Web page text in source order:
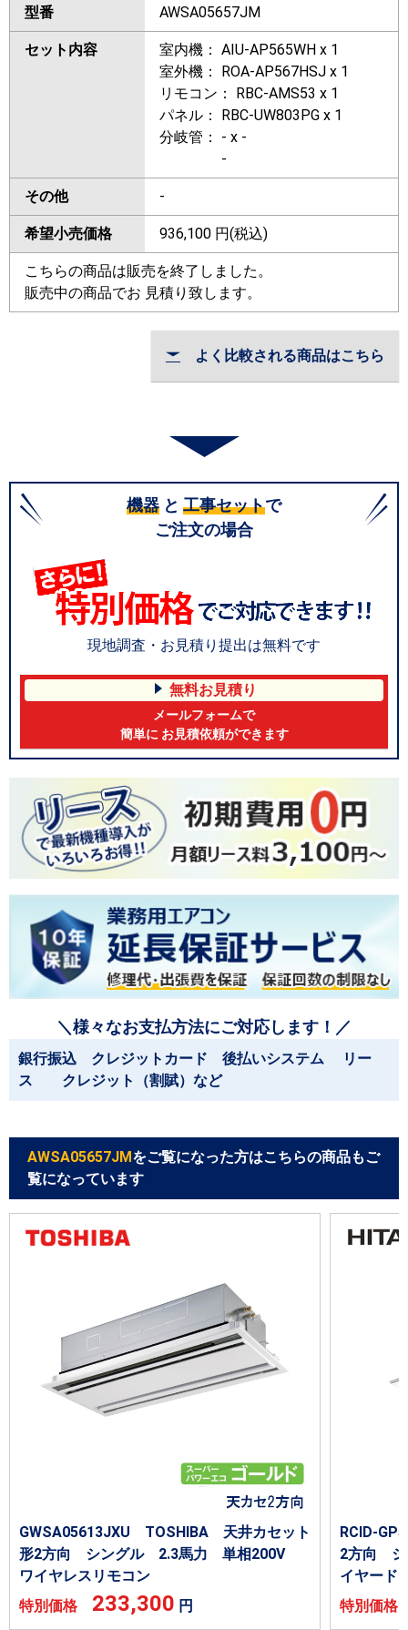
型番 AWSA05657JM
セット内容
室内機： AIU-AP565WH x 1
室外機： ROA-AP567HSJ x 1
リモコン： RBC-AMS53 x 1
パネル： RBC-UW803PG x 1
分岐管： - x -
-
その他 -
希望小売価格 936,100 円(税込)
こちらの商品は販売を終了しました。
販売中の商品でお 見積り致します。
よく比較される商品はこちら
機器 と 工事セットで
ご注文の場合
現地調査・お見積り提出は無料です
無料お見積り
メールフォームで
簡単に お見積依頼ができます
＼様々なお支払方法にご対応します！／
銀行振込 クレジットカード 後払いシステム リー
ス クレジット（割賦）など
AWSA05657JM をご覧になった方はこちらの商品もご
覧になっています
GWSA05613JXU TOSHIBA 天井カセット
形2方向 シングル 2.3馬力 単相200V
ワイヤレスリモコン
特別価格 233,300 円
RCID-
2方向
イヤード
特別価